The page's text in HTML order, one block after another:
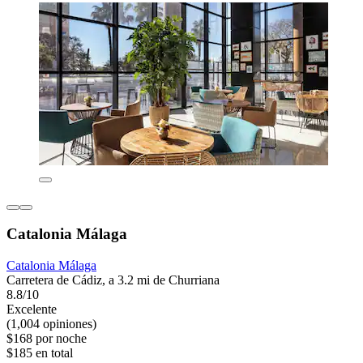
Catalonia Málaga
Catalonia Málaga
Carretera de Cádiz, a 3.2 mi de Churriana
8.8/10
Excelente
(1,004 opiniones)
$168 por noche
$185 en total